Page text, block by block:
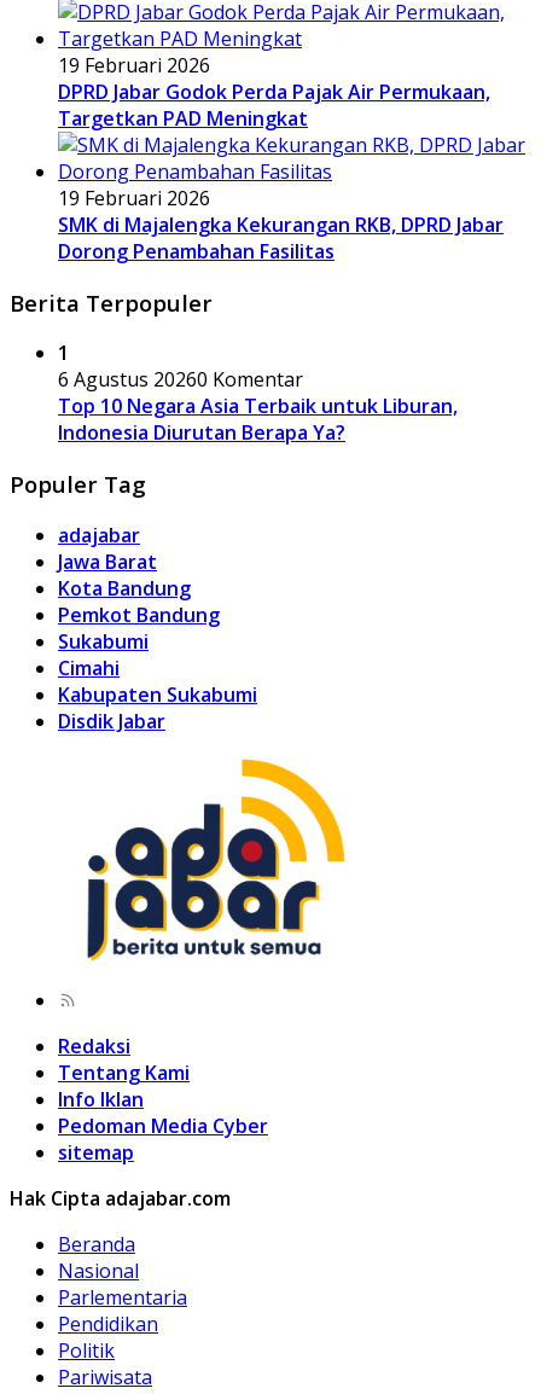
19 Februari 2026
DPRD Jabar Godok Perda Pajak Air Permukaan,
Targetkan PAD Meningkat
19 Februari 2026
SMK di Majalengka Kekurangan RKB, DPRD Jabar
Dorong Penambahan Fasilitas
Berita Terpopuler
1
6 Agustus 20260 Komentar
Top 10 Negara Asia Terbaik untuk Liburan,
Indonesia Diurutan Berapa Ya?
Populer Tag
adajabar
Jawa Barat
Kota Bandung
Pemkot Bandung
Sukabumi
Cimahi
Kabupaten Sukabumi
Disdik Jabar
Redaksi
Tentang Kami
Info Iklan
Pedoman Media Cyber
sitemap
Hak Cipta adajabar.com
Beranda
Nasional
Parlementaria
Pendidikan
Politik
Pariwisata